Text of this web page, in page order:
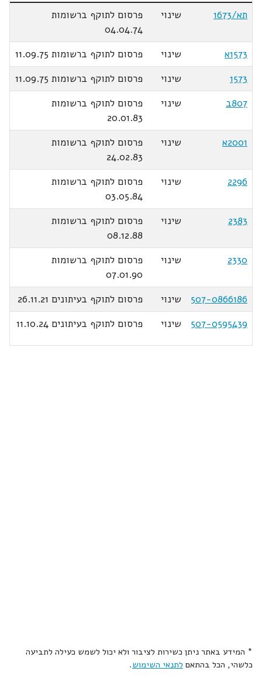
תא/1673
שינוי
פרסום לתוקף ברשומות
04.04.74
1573א
שינוי
פרסום לתוקף ברשומות 11.09.75
1573
שינוי
פרסום לתוקף ברשומות 11.09.75
807ב
שינוי
פרסום לתוקף ברשומות
20.01.83
2001א
שינוי
פרסום לתוקף ברשומות
24.02.83
2296
שינוי
פרסום לתוקף ברשומות
03.05.84
2383
שינוי
פרסום לתוקף ברשומות
08.12.88
2330
שינוי
פרסום לתוקף ברשומות
07.01.90
507-0866186
שינוי
פרסום לתוקף בעיתונים 26.11.21
507-0595439
שינוי פרסום לתוקף בעיתונים 11.10.24
* המידע באתר ניתן כשירות לציבור ולא יכול לשמש כעילה לתביעה
כלשהי, הכל בהתאם לתנאי השימוש.